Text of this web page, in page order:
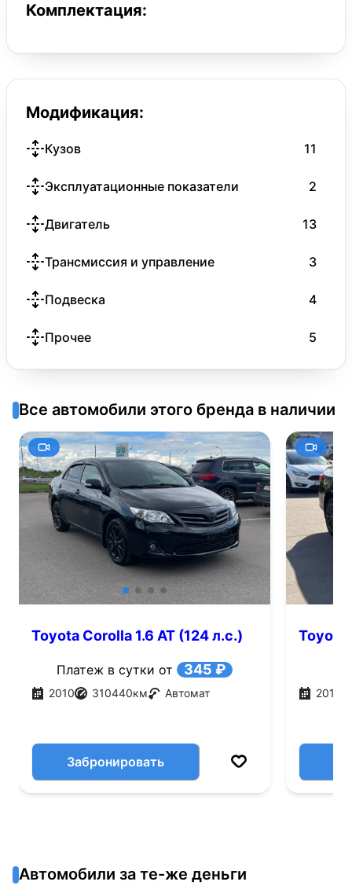
Комплектация:
Модификация:
Кузов 11
Эксплуатационные показатели 2
Двигатель 13
Трансмиссия и управление 3
Подвеска 4
Прочее 5
Все автомобили этого бренда в наличии
Toyota Corolla 1.6 AT (124 л.с.)
Платеж в сутки от 345 ₽
2010 310440км Автомат
Забронировать
Toyota
2013
Автомобили за те-же деньги